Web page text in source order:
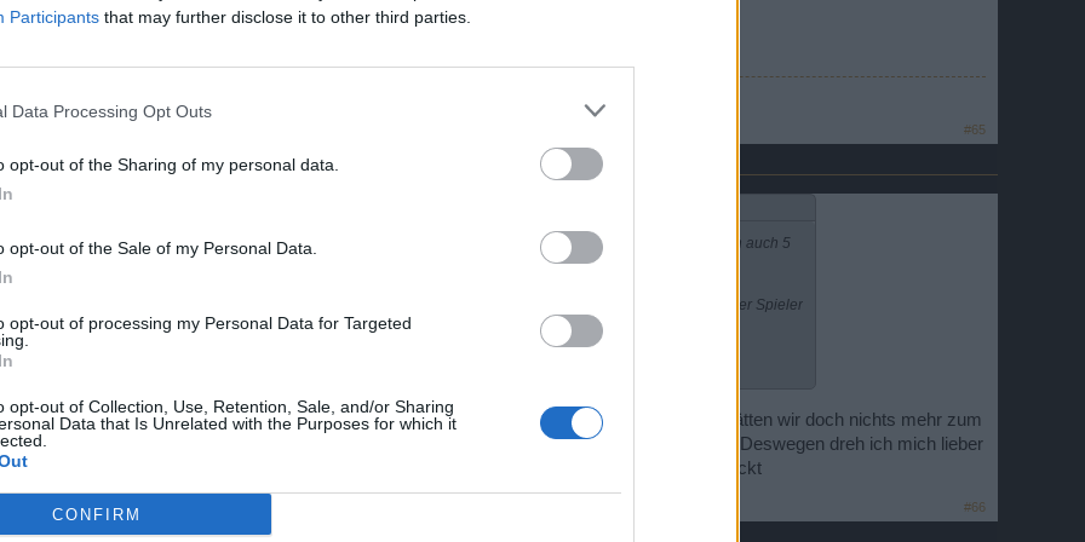
Participants that may further disclose it to other third parties.
Data Processing Opt Outs
opt-out of the Sharing of my personal data.
opt-out of the Sale of my Personal Data.
opt-out of processing my Personal Data for Targeted
opt-out of Collection, Use, Retention, Sale, and/or Sharing
Data that Is Unrelated with the Purposes for which it
CONFIRM
wer da spielt ? ).
~ara~ fliegt davon.
#65
mehr machen als ( online ) Online-Spiele zu spielen und vorrausgesetzt man behandelt Ihn gut geht der dann auch 5
6 Jahre alt, schon zu alt wird deshalb ersetzt, baldigst, Anfang April
nicht mal eben so viel Geld hat, bist aber zu Weilen von starken Schiffen und dem komischen Verhalten der Spieler
? ).
nach. Wenn es die ganzen Spieler net gäbe was wäre dan übrig? Wir die Sinnvollen? Dan hätten wir doch nichts mehr zum
das BP unverschämter Weise alle Browser mmos die wenig leistung haben aufgekauft sind. Deswegen dreh ich mich lieber
dem Support meine meinung
. Aber was ist mit den anderen die nicht Arbeiten. Verkackt
#66